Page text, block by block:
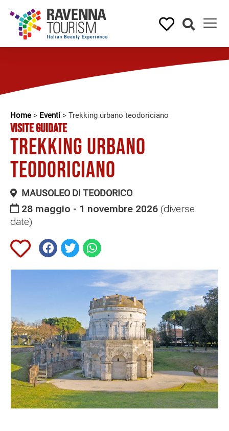
Home > Eventi > Trekking urbano teodoriciano
VISITE GUIDATE
Trekking urbano
teodoriciano
MAUSOLEO DI TEODORICO
28 maggio - 1 novembre 2026 (diverse
date)